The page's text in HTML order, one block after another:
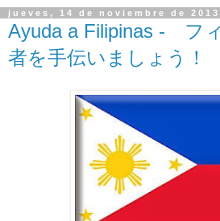
jueves, 14 de noviembre de 2013
Ayuda a Filipinas - フ
者を手伝いましょう！